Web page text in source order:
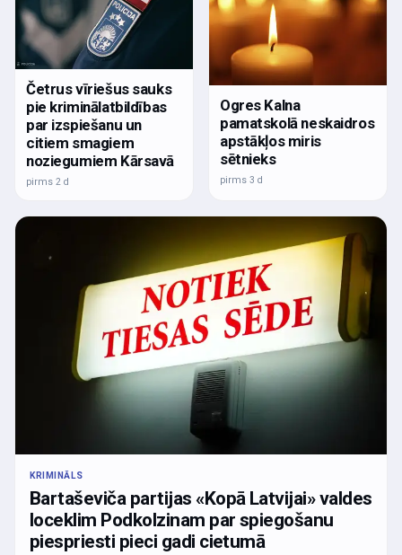
Četrus vīriešus sauks
pie kriminālatbildības
par izspiešanu un
citiem smagiem
noziegumiem Kārsavā
pirms 2 d
Ogres Kalna
pamatskolā neskaidros
apstākļos miris
sētnieks
pirms 3 d
KRIMINĀLS
Bartaševiča partijas «Kopā Latvijai» valdes
loceklim Podkolzinam par spiegošanu
piespriesti pieci gadi cietumā